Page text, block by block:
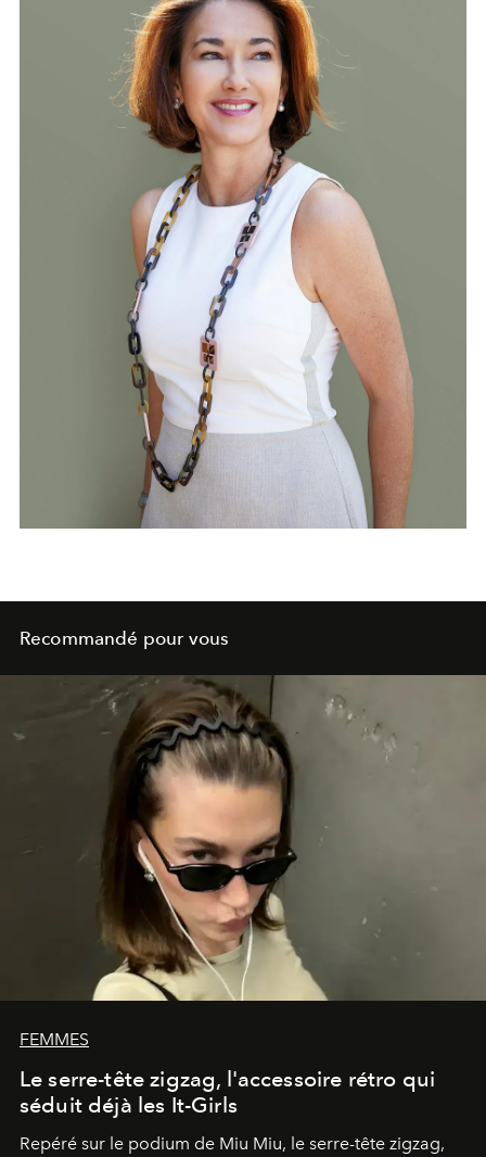
Recommandé pour vous
FEMMES
Le serre-tête zigzag, l'accessoire rétro qui
séduit déjà les It-Girls
Repéré sur le podium de Miu Miu, le serre-tête zigzag,